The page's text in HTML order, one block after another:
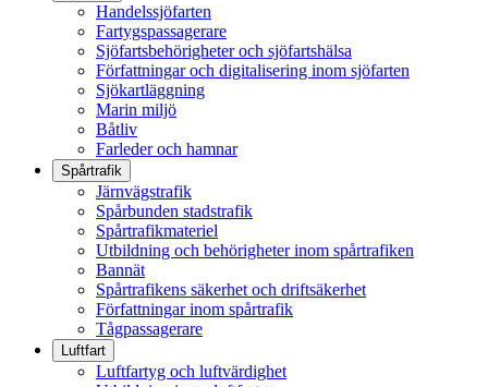
Handelssjöfarten
Fartygspassagerare
Sjöfartsbehörigheter och sjöfartshälsa
Författningar och digitalisering inom sjöfarten
Sjökartläggning
Marin miljö
Båtliv
Farleder och hamnar
Spårtrafik
Järnvägstrafik
Spårbunden stadstrafik
Spårtrafikmateriel
Utbildning och behörigheter inom spårtrafiken
Bannät
Spårtrafikens säkerhet och driftsäkerhet
Författningar inom spårtrafik
Tågpassagerare
Luftfart
Luftfartyg och luftvärdighet